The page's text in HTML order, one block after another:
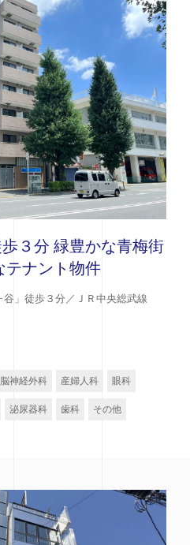
歩３分 緑豊かな青梅街
テナント物件
」徒歩３分／ＪＲ中央総武線
脳神経外科 産婦人科 眼科
泌尿器科 歯科 その他